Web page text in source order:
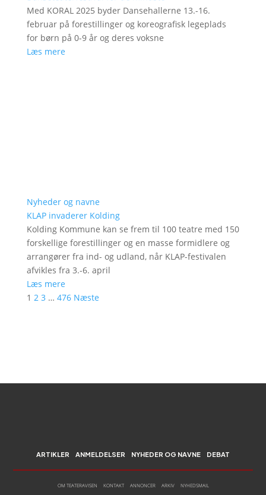
Med KORAL 2025 byder Dansehallerne 13.-16.
februar på forestillinger og koreografisk legeplads
for børn på 0-9 år og deres voksne
Læs mere
Nyheder og navne
KLAP invaderer Kolding
Kolding Kommune kan se frem til 100 teatre med 150
forskellige forestillinger og en masse formidlere og
arrangører fra ind- og udland, når KLAP-festivalen
afvikles fra 3.-6. april
Læs mere
1 2 3 … 476 Næste
ARTIKLER ANMELDELSER NYHEDER OG NAVNE DEBAT
OM TEATERAVISEN KONTAKT ANNONCER ARKIV NYHEDSMAIL